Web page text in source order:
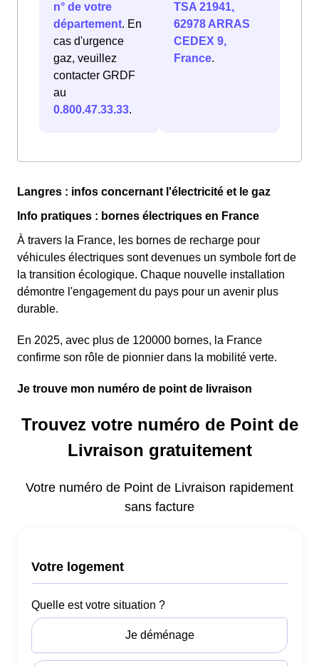
n° de votre
département. En
cas d'urgence
gaz, veuillez
contacter GRDF
au
0.800.47.33.33.
TSA 21941,
62978 ARRAS
CEDEX 9,
France.
Langres : infos concernant l'électricité et le gaz
Info pratiques : bornes électriques en France
À travers la France, les bornes de recharge pour
véhicules électriques sont devenues un symbole fort de
la transition écologique. Chaque nouvelle installation
démontre l'engagement du pays pour un avenir plus
durable.
En 2025, avec plus de 120000 bornes, la France
confirme son rôle de pionnier dans la mobilité verte.
Je trouve mon numéro de point de livraison